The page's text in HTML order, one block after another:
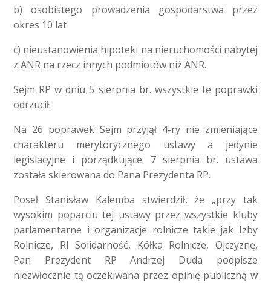
b) osobistego prowadzenia gospodarstwa przez
okres 10 lat
c) nieustanowienia hipoteki na nieruchomości nabytej
z ANR na rzecz innych podmiotów niż ANR.
Sejm RP w dniu 5 sierpnia br. wszystkie te poprawki
odrzucił.
Na 26 poprawek Sejm przyjął 4-ry nie zmieniające
charakteru merytorycznego ustawy a jedynie
legislacyjne i porządkujące. 7 sierpnia br. ustawa
została skierowana do Pana Prezydenta RP.
Poseł Stanisław Kalemba stwierdził, że „przy tak
wysokim poparciu tej ustawy przez wszystkie kluby
parlamentarne i organizacje rolnicze takie jak Izby
Rolnicze, RI Solidarność, Kółka Rolnicze, Ojczyznę,
Pan Prezydent RP Andrzej Duda podpisze
niezwłocznie tą oczekiwana przez opinię publiczną w